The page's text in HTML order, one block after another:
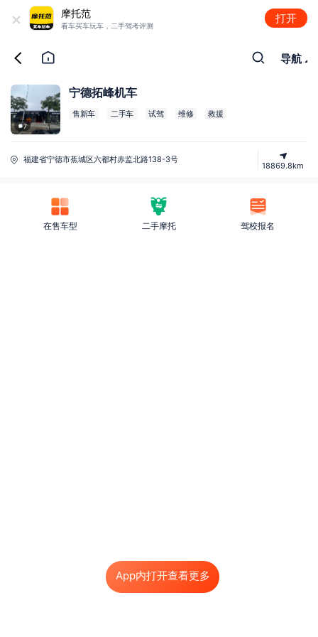
+ 摩托范
看车买车玩车，二手驾考评测
打开
App内打开查看更多
导航
7
宁德拓峰机车
售新车 二手车 试驾 维修 救援
福建省宁德市蕉城区六都村赤监北路138-3号
18869.8km
在售车型 二手摩托 驾校报名